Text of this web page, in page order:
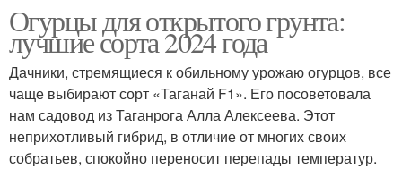
Огурцы для открытого грунта:
лучшие сорта 2024 года
Дачники, стремящиеся к обильному урожаю огурцов, все
чаще выбирают сорт «Таганай F1». Его посоветовала
нам садовод из Таганрога Алла Алексеева. Этот
неприхотливый гибрид, в отличие от многих своих
собратьев, спокойно переносит перепады температур.